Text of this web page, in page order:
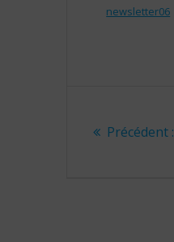
newsletter06
de Précédent :